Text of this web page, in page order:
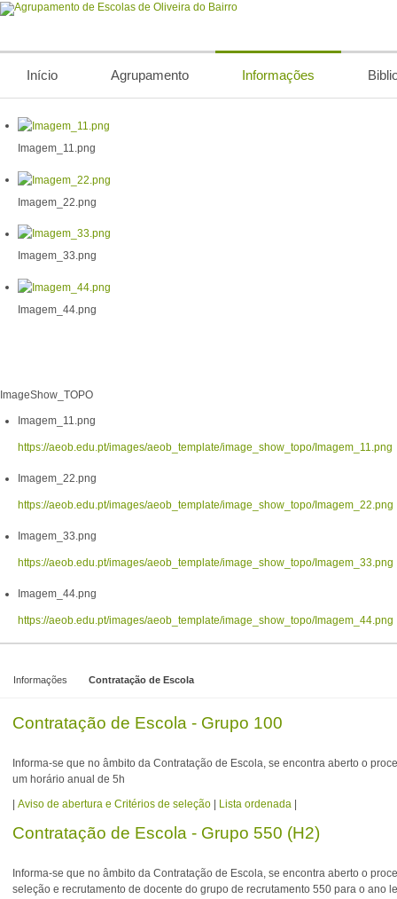
Início Agrupamento Informações
Imagem_11.png
Imagem_22.png
Imagem_33.png
Imagem_44.png
ImageShow_TOPO
Imagem_11.png
https://aeob.edu.pt/images/aeob_template/image_show_topo/Imagem_11.png
Imagem_22.png
https://aeob.edu.pt/images/aeob_template/image_show_topo/Imagem_22.png
Imagem_33.png
https://aeob.edu.pt/images/aeob_template/image_show_topo/Imagem_33.png
Imagem_44.png
https://aeob.edu.pt/images/aeob_template/image_show_topo/Imagem_44.png
Informações Contratação de Escola
Contratação de Escola - Grupo 100
Informa-se que no âmbito da Contratação de Escola, se encontra aberto o
um horário anual de 5h
|Aviso de abertura e Critérios de seleção Lista ordenada
Contratação de Escola - Grupo 550 (H2)
Informa-se que no âmbito da Contratação de Escola, se encontra aberto o
seleção e recrutamento de docente do grupo de recrutamento 550 para o ano